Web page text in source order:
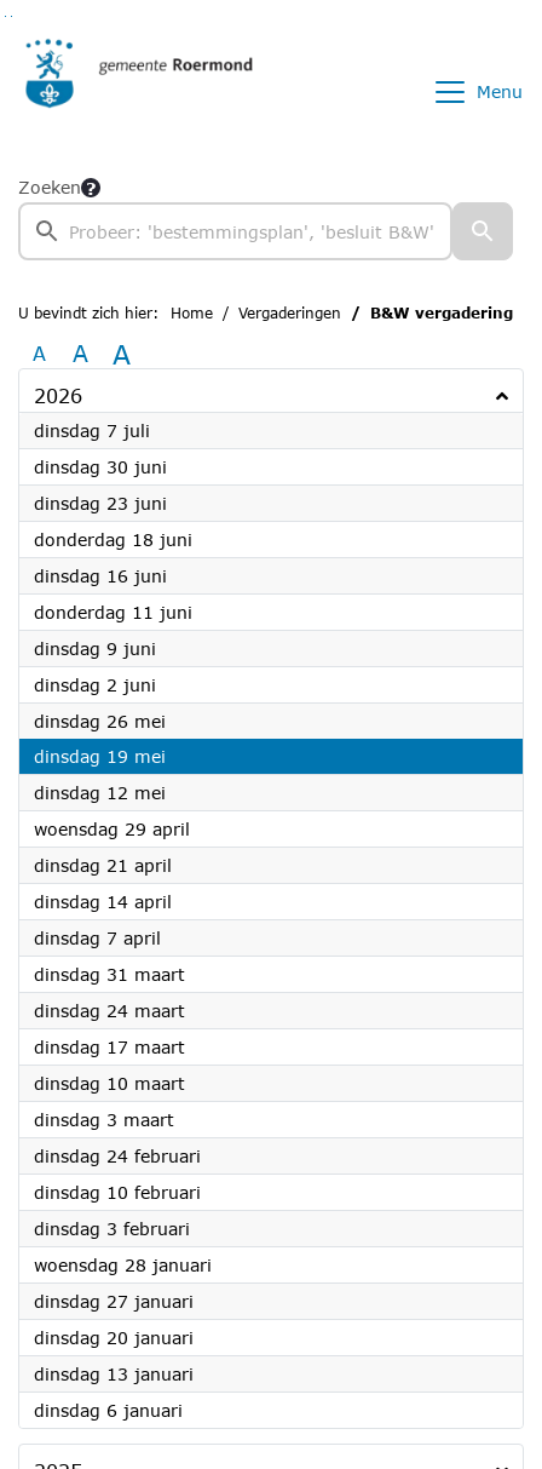
Menu
Zoeken
U bevindt zich hier: Home Vergaderingen B&W vergadering
A A A
2026
dinsdag 7 juli
dinsdag 30 juni
dinsdag 23 juni
donderdag 18 juni
dinsdag 16 juni
donderdag 11 juni
dinsdag 9 juni
dinsdag 2 juni
dinsdag 26 mei
dinsdag 19 mei
dinsdag 12 mei
woensdag 29 april
dinsdag 21 april
dinsdag 14 april
dinsdag 7 april
dinsdag 31 maart2026
dinsdag 24 maart2026
dinsdag 17 maart2026
dinsdag 10 maart2026
dinsdag 3 maart2026
dinsdag 24 februari
dinsdag 10 februari
dinsdag 3 februari
woensdag 28 januari
dinsdag 27 januari
dinsdag 20 januari
dinsdag 13 januari
dinsdag 6 januari